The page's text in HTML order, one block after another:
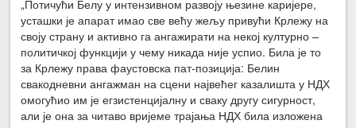
„Потичући Белу у интензивном развоју њезине каријере,
усташки је апарат имао све већу жељу привући Крлежу на
своју страну и активно га ангажирати на некој културно –
политичкој функцији у чему никада није успио. Била је то
за Крлежу права фаустовска пат-позиција: Белин
свакодневни ангажман на сцени највећег казалишта у НДХ
омогућио им је егзистенцијалну и сваку другу сигурност,
али је она за читаво вријеме трајања НДХ била изложена